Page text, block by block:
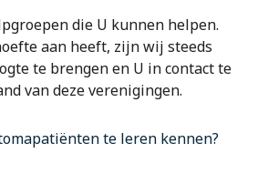
die U kunnen helpen.
aan heeft, zijn wij steeds
te brengen en U in contact te
van deze verenigingen.
te leren kennen?